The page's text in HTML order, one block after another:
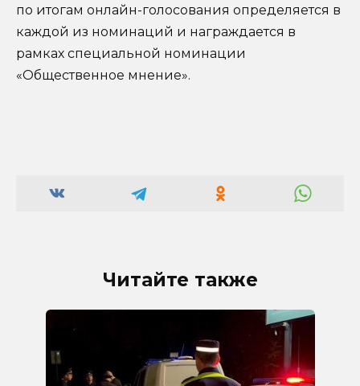
по итогам онлайн-голосования определяется в
каждой из номинаций и награждается в
рамках специальной номинации
«Общественное мнение».
Читайте также